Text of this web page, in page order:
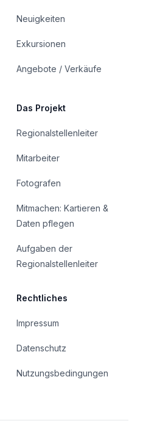
Neuigkeiten
Exkursionen
Angebote / Verkäufe
Das Projekt
Regionalstellenleiter
Mitarbeiter
Fotografen
Mitmachen: Kartieren &
Daten pflegen
Aufgaben der
Regionalstellenleiter
Rechtliches
Impressum
Datenschutz
Nutzungsbedingungen